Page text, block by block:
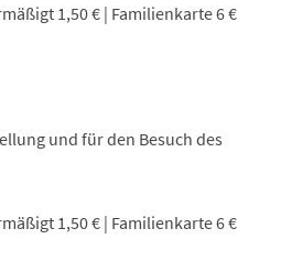
1,50 € | Familienkarte 6 €
und für den Besuch des
1,50 € | Familienkarte 6 €